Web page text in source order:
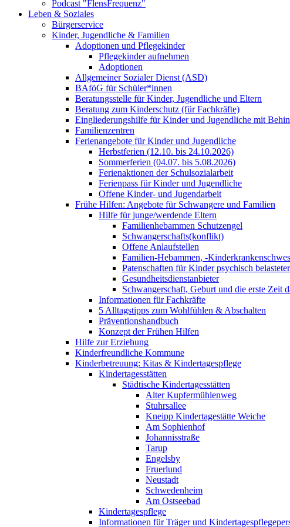
Podcast "FlensFrequenz"
Leben & Soziales
Bürgerservice
Kinder, Jugendliche & Familien
Adoptionen und Pflegekinder
Pflegekinder aufnehmen
Adoptionen
Allgemeiner Sozialer Dienst (ASD)
BAföG für Schüler*innen
Beratungsstelle für Kinder, Jugendliche und Eltern
Beratung zum Kinderschutz (für Fachkräfte)
Eingliederungshilfe für Kinder und Jugendliche mit
Familienzentren
Ferienangebote für Kinder und Jugendliche
Herbstferien (12.10. bis 24.10.2026)
Sommerferien (04.07. bis 5.08.2026)
Ferienaktionen der Schulsozialarbeit
Ferienpass für Kinder und Jugendliche
Offene Kinder- und Jugendarbeit
Frühe Hilfen: Angebote für Schwangere und Familien
Hilfe für junge/werdende Eltern
Familienhebammen Schutzengel
Schwangerschafts(konflikt)
Offene Anlaufstellen
Familien-Hebammen, -
Patenschaften für Kinder psychisch
Gesundheitsdienstanbieter
Schwangerschaft, Geburt und die erste Zeit
Informationen für Fachkräfte
5 Alltagstipps zum Wohlfühlen & Abschalten
Präventionshandbuch
Konzept der Frühen Hilfen
Hilfe zur Erziehung
Kinderfreundliche Kommune
Kinderbetreuung: Kitas & Kindertagespflege
Kindertagesstätten
Städtische Kindertagesstätten
Alter Kupfermühlenweg
Stuhrsallee
Kneipp Kindertagestätte Weiche
Am Sophienhof
Johannisstraße
Tarup
Engelsby
Fruerlund
Neustadt
Schwedenheim
Am Ostseebad
Kindertagespflege
Informationen für Träger und